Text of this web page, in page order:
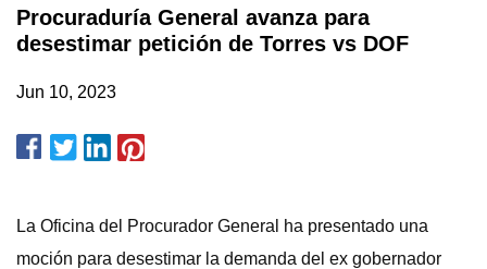
Procuraduría General avanza para
desestimar petición de Torres vs DOF
Jun 10, 2023
La Oficina del Procurador General ha presentado una
moción para desestimar la demanda del ex gobernador